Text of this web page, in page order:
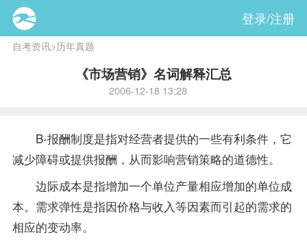
登录/注册
自考资讯>历年真题
《市场营销》名词解释汇总
2006-12-18 13:28
B-报酬制度是指对经营者提供的一些有利条件，它
减少障碍或提供报酬，从而影响营销策略的道德性。
边际成本是指增加一个单位产量相应增加的单位成
本。需求弹性是指因价格与收入等因素而引起的需求的
相应的变动率。